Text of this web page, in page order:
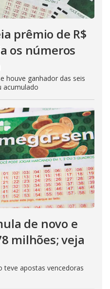
prêmio de R$
os números
houve ganhador das seis
acumulado
de novo e
milhões; veja
teve apostas vencedoras